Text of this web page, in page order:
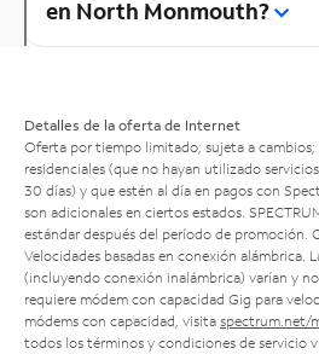
en North Monmouth?
Detalles de la oferta de Internet
Oferta por tiempo limitado; sujeta a cambios;
residenciales (que no hayan utilizado
30 días) y que estén al día en pagos con
son adicionales en ciertos estados.
estándar después del período de promoción.
Velocidades basadas en conexión alámbrica.
(incluyendo conexión inalámbrica) varían y
requiere módem con capacidad Gig para
módems con capacidad, visita spectrum.net/
todos los términos y condiciones de servicio